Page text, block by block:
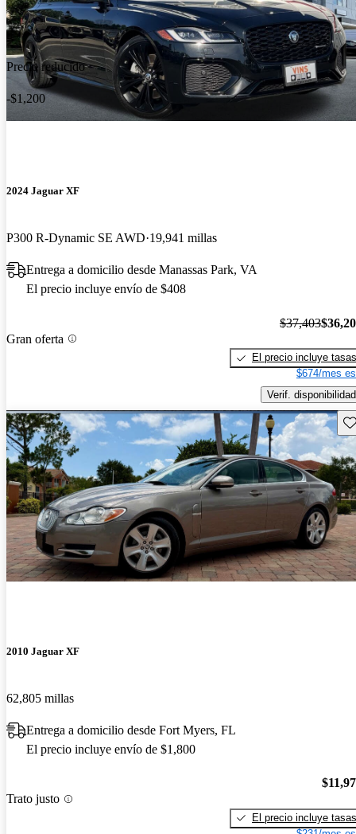
Precio reducido
-$1,200
2024 Jaguar XF
P300 R-Dynamic SE AWD 19,941 millas
Entrega a domicilio desde Manassas Park, VA
El precio incluye envío de $408
Gran oferta
$37,403
El precio incluye tasas
$674/mes
Verif. disponibilidad
2010 Jaguar XF
62,805 millas
Entrega a domicilio desde Fort Myers, FL
El precio incluye envío de $1,800
Trato justo
El precio incluye tasas